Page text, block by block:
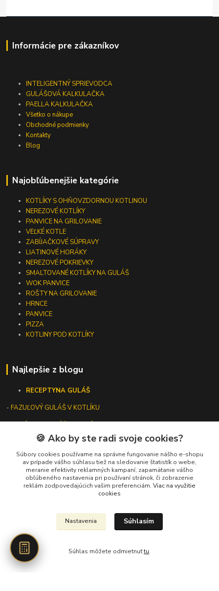
Informácie pre zákazníkov
INTELIGENTNÝ SPRIEVODCA
GULÁŠOVÁ KALKULAČKA
PAELLA KALKULAČKA
Všetko o nákupe
Obchodné podmienky
Kontakty
Blog
Najobľúbenejšie kategórie
KOTLÍKY S OHŇOVZDORNOU KOTLINOU
NEREZOVÉ KOTLÍKY
PANVICE NA GRILOVANIE
VEĽKÉ KOTLE
ZABÍJAČKOVÉ SÚPRAVY
LIATINOVÉ HORÁKY
NEREZOVÉ POKRIEVKY
SMALTOVANÉ KOTLÍKY NA GULÁŠ
WOK PANVICE
ROŠTY NA GRILOVANIE
HRNCE
PANVICE
PIZZA
KOTLINY POD KOTLÍKY
Najlepšie z blogu
RECEPTYNA GULÁŠ
-FAZUĽOVÝ GULÁŠ V KOTLÍKU
- VEGÁNSKY GULÁŠ V KOTLÍKU
VŠETKO O KOTLÍKOCH
AKÝ VEĽKÝ KOTLÍK NA GULÁŠ?
ÚDRŽBA LIATINOVÉHO RIADU
+421 919 275 553
(Po-Pia, 10-13 hod.)
ikotliky@ikotliky.sk
🍪 Ako by ste radi svoje cookies?
Súbory cookies používame na správne fungovanie nášho e-shopu
av prípade vášho súhlasu tiež na sledovanie štatistík o webe,
meranie efektivity reklamných kampaní, zapamätanie vášho
obľúbeného nastavenia pri používaní stránok, či zobrazenie
reklám zodpovedajúcich vašim preferenciám. Viac na využitie
cookies
Nastavenia Súhlasím
Súhlas môžete odmietnuťtu.